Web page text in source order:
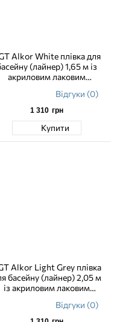
Alkor White плівка для
(лайнер) 1,65 м із
акриловим лаковим
Відгуки (0)
1 310 грн
Купити
Alkor Light Grey плівка
басейну (лайнер) 2,05 м
із акриловим лаковим
Відгуки (0)